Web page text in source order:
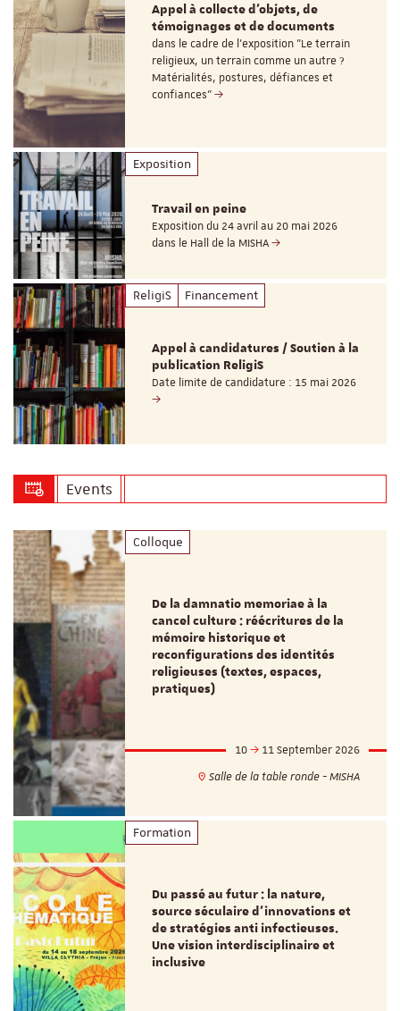
Appel à collecte d'objets, de
témoignages et de documents
dans le cadre de l'exposition "Le terrain
religieux, un terrain comme un autre ?
Matérialités, postures, défiances et
confiances"
Exposition
Travail en peine
Exposition du 24 avril au 20 mai 2026
dans le Hall de la MISHA
ReligiS Financement
Appel à candidatures / Soutien à la
publication ReligiS
Date limite de candidature : 15 mai 2026
Events
Colloque
De la damnatio memoriae à la
cancel culture : réécritures de la
mémoire historique et
reconfigurations des identités
religieuses (textes, espaces,
pratiques)
10
11 September 2026
Salle de la table ronde - MISHA
Formation
Du passé au futur : la nature,
source séculaire d’innovations et
de stratégies anti infectieuses.
Une vision interdisciplinaire et
inclusive